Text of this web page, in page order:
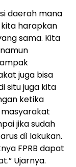
daerah mana
harapkan
sama. Kita
juga bisa
situ juga kita
ketika
jika sudah
dì lakukan.
FPRB dapat
Ujarnya.